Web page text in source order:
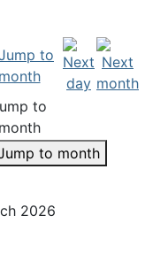
to
month
to month
2026